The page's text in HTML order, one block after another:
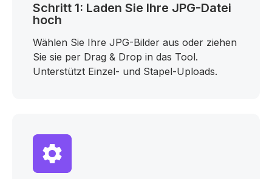
Schritt 1: Laden Sie Ihre JPG-Datei
hoch
Wählen Sie Ihre JPG-Bilder aus oder ziehen
Sie sie per Drag & Drop in das Tool.
Unterstützt Einzel- und Stapel-Uploads.